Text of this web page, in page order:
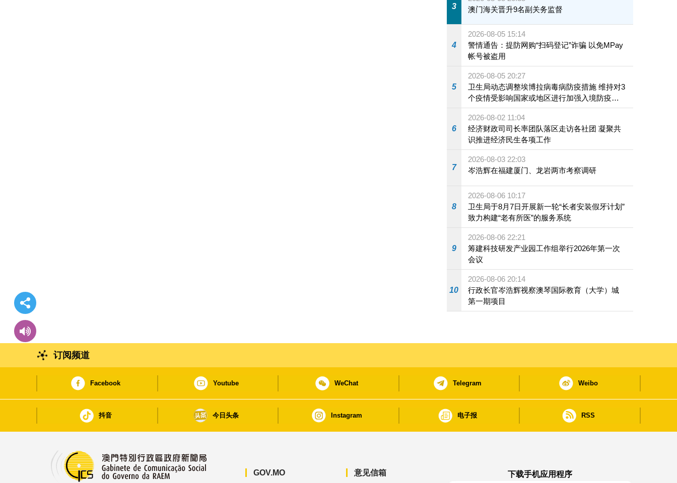
3
澳门海关晋升9名副关务监督
4
2026-08-05 15:14
警情通告：提防网购“扫码登记”诈骗 以免MPay
帐号被盗用
5
2026-08-05 20:27
卫生局动态调整埃博拉病毒病防疫措施 维持对3
个疫情受影响国家或地区进行加强入境防疫措
施
6
2026-08-02 11:04
经济财政司司长率团队落区走访各社团 凝聚共
识推进经济民生各项工作
7
2026-08-03 22:03
岑浩辉在福建厦门、龙岩两市考察调研
8
2026-08-06 10:17
卫生局于8月7日开展新一轮“长者安装假牙计划”
致力构建“老有所医”的服务系统
9
2026-08-06 22:21
筹建科技研发产业园工作组举行2026年第一次
会议
10
2026-08-06 20:14
行政长官岑浩辉视察澳琴国际教育（大学）城
第一期项目
订阅频道
Facebook Youtube WeChat Telegram Weibo
抖音 今日头条 Instagram 电子报 RSS
GOV.MO 意见信箱
下载手机应用程序